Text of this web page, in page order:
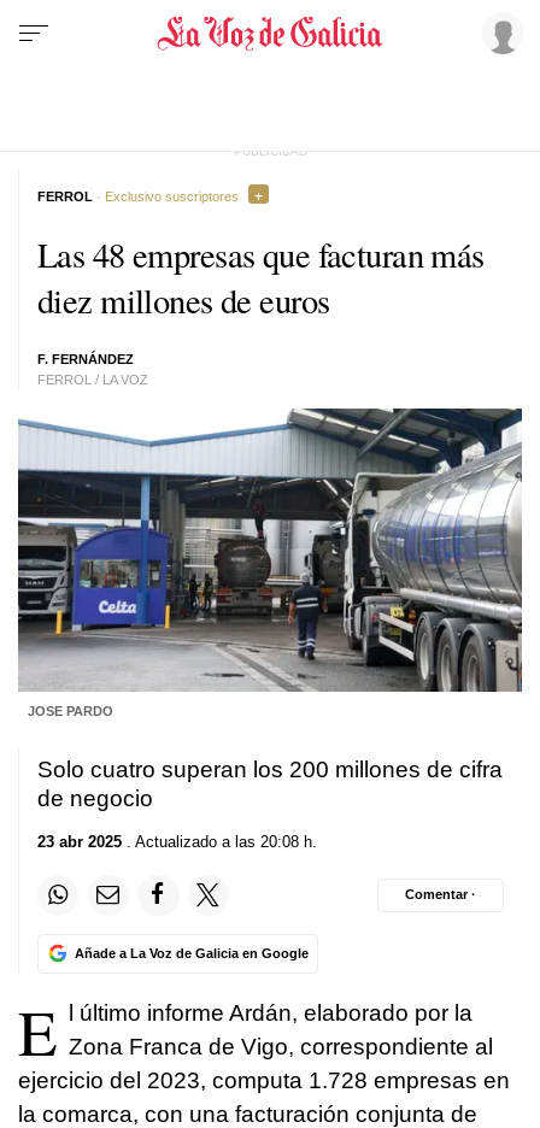
Las 48 empresas que facturan más
diez millones de euros
F. FERNÁNDEZ
FERROL / LA VOZ
FERROL · Exclusivo suscriptores
JOSE PARDO
Solo cuatro superan los 200 millones de cifra
de negocio
23 abr 2025 . Actualizado a las 20:08 h.
Añade a La Voz de Galicia en Google
Comentar ·
E l último informe Ardán, elaborado por la
Zona Franca de Vigo, correspondiente al
ejercicio del 2023, computa 1.728 empresas en
la comarca, con una facturación conjunta de